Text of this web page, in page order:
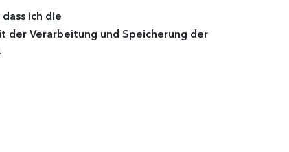
ich die
der Verarbeitung und Speicherung der